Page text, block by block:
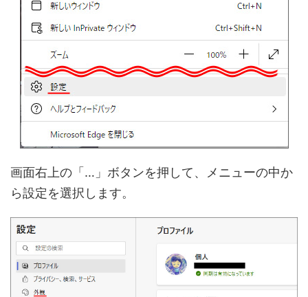
画面右上の「…」ボタンを押して、メニューの中か
ら設定を選択します。